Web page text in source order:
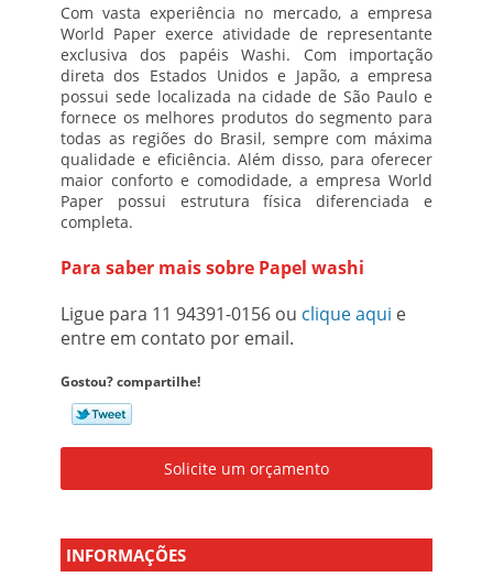
Com vasta experiência no mercado, a empresa
World Paper exerce atividade de representante
exclusiva dos papéis Washi. Com importação
direta dos Estados Unidos e Japão, a empresa
possui sede localizada na cidade de São Paulo e
fornece os melhores produtos do segmento para
todas as regiões do Brasil, sempre com máxima
qualidade e eficiência. Além disso, para oferecer
maior conforto e comodidade, a empresa World
Paper possui estrutura física diferenciada e
completa.
Para saber mais sobre Papel washi
Ligue para 11 94391-0156ou clique aqui e
entre em contato por email.
Gostou? compartilhe!
Solicite um orçamento
INFORMAÇÕES